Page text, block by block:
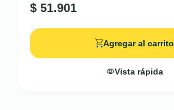
$ 51.901
Agregar al carrito
Vista rápida